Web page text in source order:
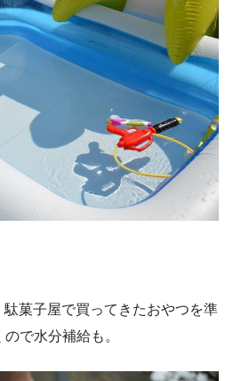
菓子屋で買ってきたおやつを準
で水分補給も。